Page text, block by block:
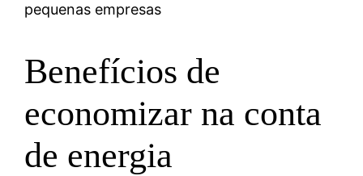
pequenas empresas
Benefícios de
economizar na conta
de energia